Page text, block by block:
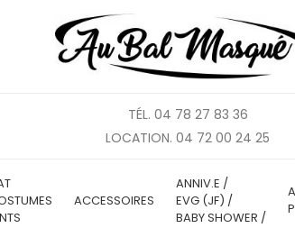
TÉL. 04 78 27 83 36
LOCATION. 04 72 00 24 25
ACCESSOIRES
ANNIV.E /
EVG (JF) /
BABY SHOWER /